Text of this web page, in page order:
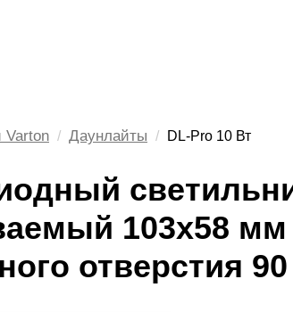
Varton Даунлайты DL-Pro 10 Вт
103х58
отверстия